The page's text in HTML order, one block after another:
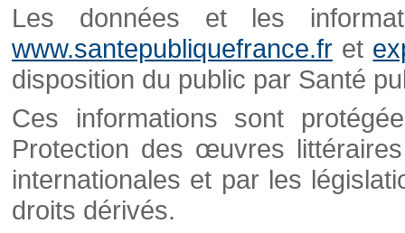
Les données et les
www.santepubliquefrance.fr et
disposition du public par Santé
Ces informations sont
Protection des œuvres
internationales et par les
droits dérivés.